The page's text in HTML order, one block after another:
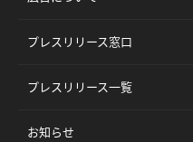
プレスリリース窓口
プレスリリース一覧
お知らせ